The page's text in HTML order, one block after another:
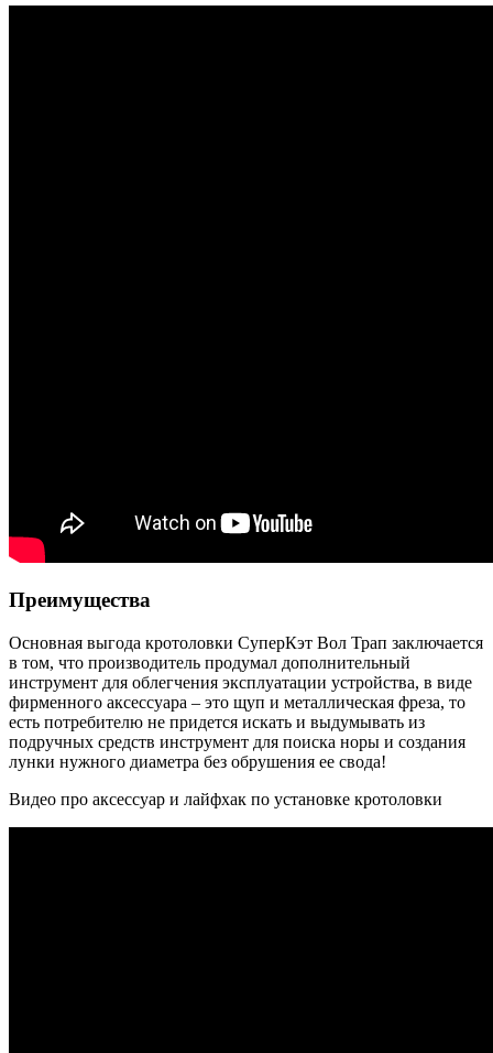
Преимущества
Основная выгода кротоловки СуперКэт Вол Трап заключается
в том, что производитель продумал дополнительный
инструмент для облегчения эксплуатации устройства, в виде
фирменного аксессуара – это щуп и металлическая фреза, то
есть потребителю не придется искать и выдумывать из
подручных средств инструмент для поиска норы и создания
лунки нужного диаметра без обрушения ее свода!
Видео про аксессуар и лайфхак по установке кротоловки